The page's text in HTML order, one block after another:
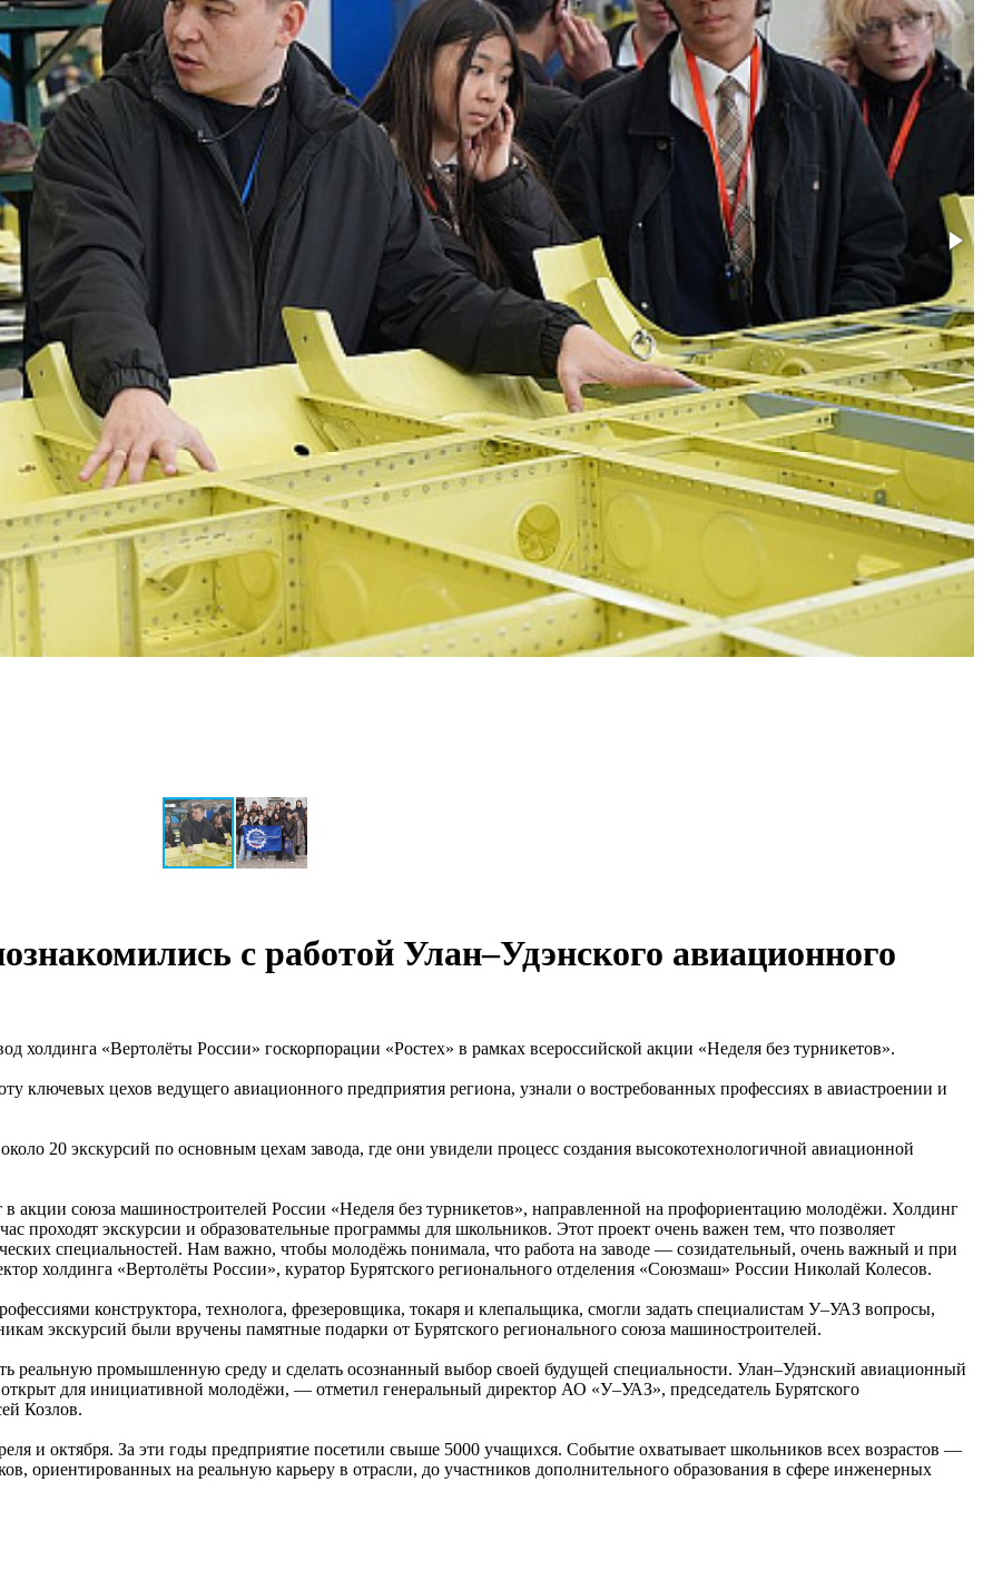
с работой Улан–Удэнского авиационного
холдинга «Вертолёты России» госкорпорации «Ростех» в рамках всероссийской акции «Неделя без турникетов».
ключевых цехов ведущего авиационного предприятия региона, узнали о востребованных профессиях в авиастроении и
20 экскурсий по основным цехам завода, где они увидели процесс создания высокотехнологичной авиационной
акции союза машиностроителей России «Неделя без турникетов», направленной на профориентацию молодёжи. Холдинг
проходят экскурсии и образовательные программы для школьников. Этот проект очень важен тем, что позволяет
специальностей. Нам важно, чтобы молодёжь понимала, что работа на заводе — созидательный, очень важный и при
холдинга «Вертолёты России», куратор Бурятского регионального отделения «Союзмаш» России Николай Колесов.
конструктора, технолога, фрезеровщика, токаря и клепальщика, смогли задать специалистам У–УАЗ вопросы,
экскурсий были вручены памятные подарки от Бурятского регионального союза машиностроителей.
реальную промышленную среду и сделать осознанный выбор своей будущей специальности. Улан–Удэнский авиационный
открыт для инициативной молодёжи, — отметил генеральный директор АО «У–УАЗ», председатель Бурятского
Козлов.
и октября. За эти годы предприятие посетили свыше 5000 учащихся. Событие охватывает школьников всех возрастов —
ориентированных на реальную карьеру в отрасли, до участников дополнительного образования в сфере инженерных